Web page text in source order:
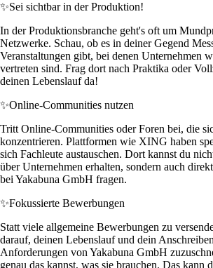
✨Sei sichtbar in der Produktion!
In der Produktionsbranche geht's oft um
Netzwerke. Schau, ob es in deiner Gegend
Veranstaltungen gibt, bei denen Unternehmen
vertreten sind. Frag dort nach Praktika oder
deinen Lebenslauf da!
✨Online-Communities nutzen
Tritt Online-Communities oder Foren bei, die
konzentrieren. Plattformen wie XING haben
sich Fachleute austauschen. Dort kannst du
über Unternehmen erhalten, sondern auch
bei Yakabuna GmbH fragen.
✨Fokussierte Bewerbungen
Statt viele allgemeine Bewerbungen zu
darauf, deinen Lebenslauf und dein
Anforderungen von Yakabuna GmbH
genau das kannst, was sie brauchen. Das kann